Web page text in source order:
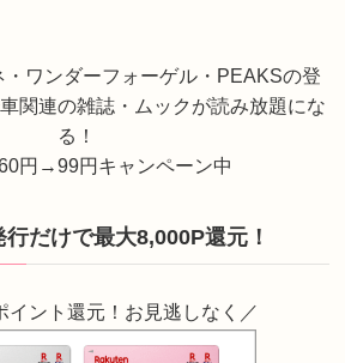
ワンダーフォーゲル・PEAKSの登
関連の雑誌・ムックが読み放題にな
る！
円→99円キャンペーン中
行だけで最大8,000P還元！
イント還元！お見逃しなく／